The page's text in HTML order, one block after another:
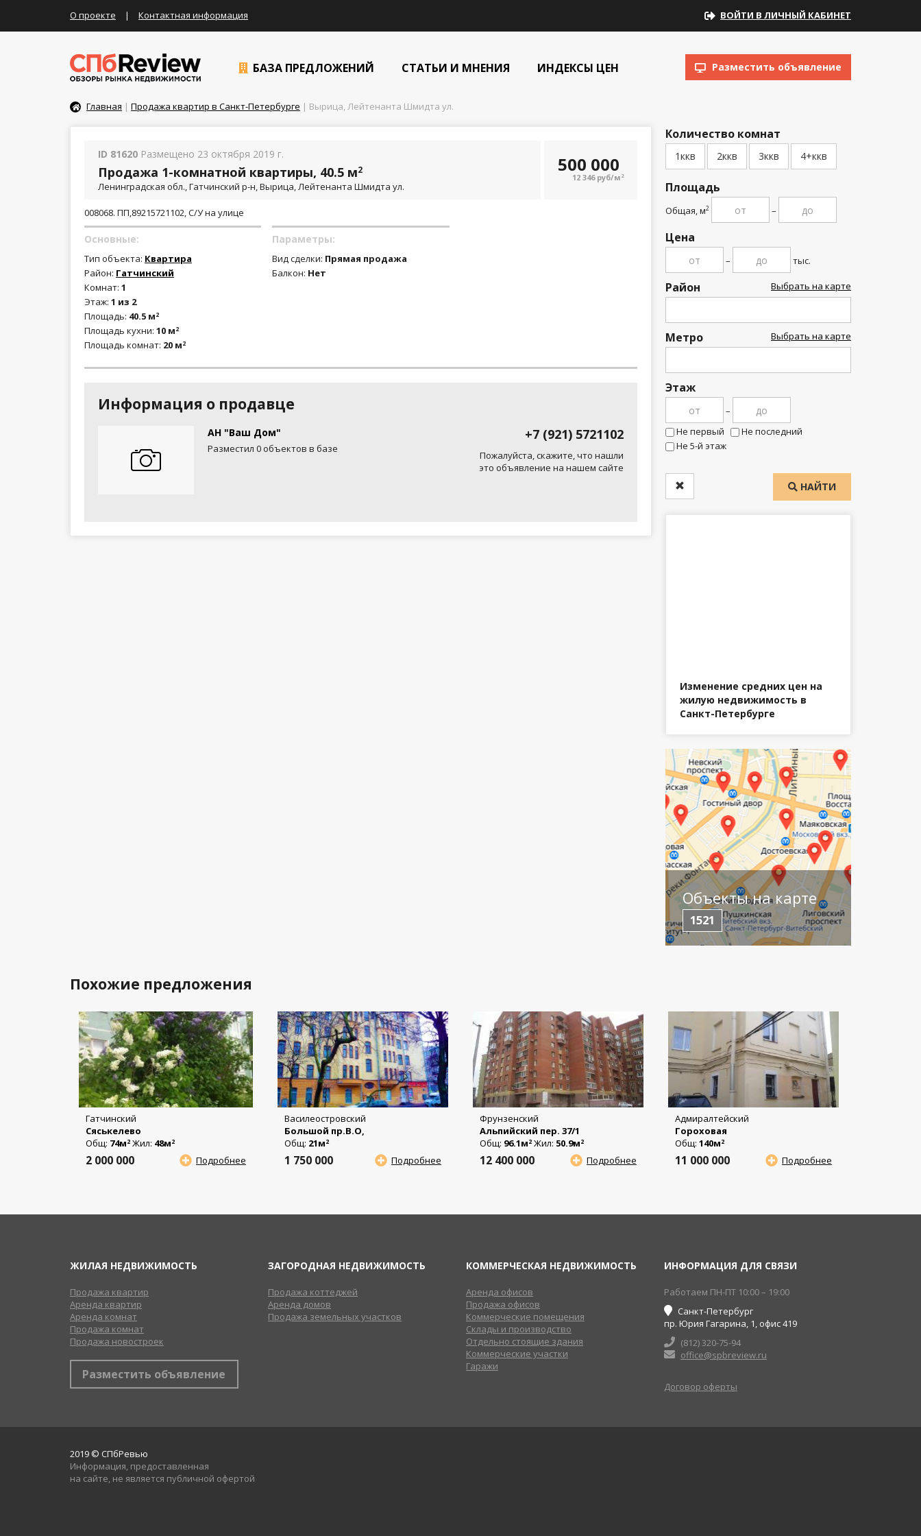
О проекте | Контактная информация ВОЙТИ В ЛИЧНЫЙ КАБИНЕТ
БАЗА ПРЕДЛОЖЕНИЙ СТАТЬИ И МНЕНИЯ ИНДЕКСЫ ЦЕН Разместить объявление
Главная | Продажа квартир в Санкт-Петербурге | Вырица, Лейтенанта Шмидта ул.
Количество комнат
1ккв 2ккв 3ккв 4+ккв
Площадь
Общая, м2 –
Цена
– тыс.
Район Выбрать на карте
Метро Выбрать на карте
Этаж
–
Не первый
Не последний
Не 5-й этаж
НАЙТИ
Изменение средних цен на
жилую недвижимость в
Санкт-Петербурге
Объекты на карте
1521
ID 81620 Размещено 23 октября 2019 г.
Продажа 1-комнатной квартиры, 40.5 м2
Ленинградская обл., Гатчинский р-н, Вырица, Лейтенанта Шмидта ул.
500 000
12 346 руб/м 2
008068. ПП,89215721102, С/У на улице
Основные:
Тип объекта: Квартира
Район: Гатчинский
Комнат: 1
Этаж: 1 из 2
Площадь: 40.5 м2
Площадь кухни: 10 м2
Площадь комнат: 20 м2
Параметры:
Вид сделки: Прямая продажа
Балкон: Нет
Информация о продавце
+7 (921) 5721102
Пожалуйста, скажите, что нашли
это объявление на нашем сайте
АН "Ваш Дом"
Разместил 0 объектов в базе
Похожие предложения
Гатчинский
Сяськелево
Общ: 74м2 Жил: 48м2
Подробнее
2 000 000
Василеостровский
Большой пр.В.О,
Общ: 21м2
Подробнее
1 750 000
Фрунзенский
Альпийский пер. 37/1
Общ: 96.1м2 Жил: 50.9м2
Подробнее
12 400 000
Адмиралтейский
Гороховая
Общ: 140м2
Подробнее
11 000 000
ЖИЛАЯ НЕДВИЖИМОСТЬ
Продажа квартир
Аренда квартир
Аренда комнат
Продажа комнат
Продажа новостроек
Разместить объявление
ЗАГОРОДНАЯ НЕДВИЖИМОСТЬ
Продажа коттеджей
Аренда домов
Продажа земельных участков
КОММЕРЧЕСКАЯ НЕДВИЖИМОСТЬ
Аренда офисов
Продажа офисов
Коммерческие помещения
Склады и производство
Отдельно стоящие здания
Коммерческие участки
Гаражи
ИНФОРМАЦИЯ ДЛЯ СВЯЗИ
Работаем ПН-ПТ 10:00 – 19:00
Санкт-Петербург
пр. Юрия Гагарина, 1, офис 419
(812) 320-75-94
office@spbreview.ru
Договор оферты
2019 © СПбРевью
Информация, предоставленная
на сайте, не является публичной офертой